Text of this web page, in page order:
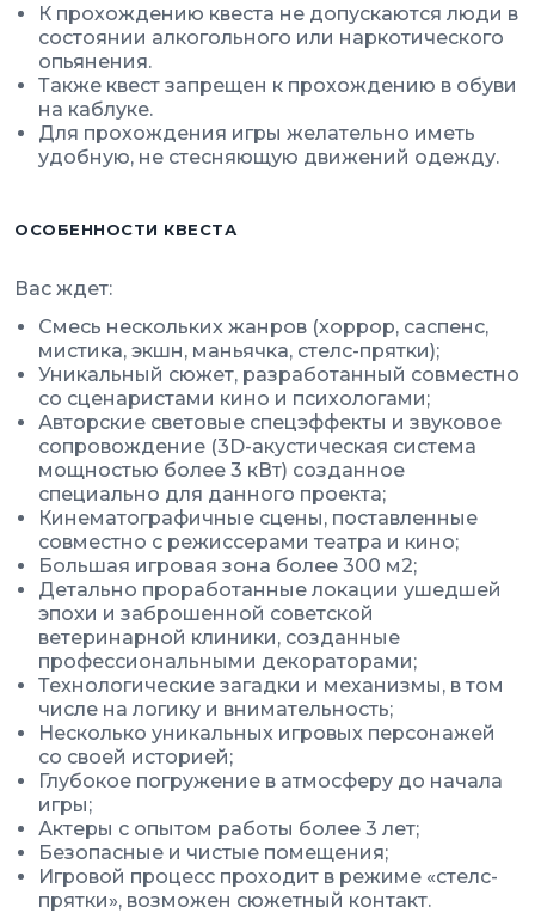
К прохождению квеста не допускаются люди в
состоянии алкогольного или наркотического
опьянения.
Также квест запрещен к прохождению в обуви
на каблуке.
Для прохождения игры желательно иметь
удобную, не стесняющую движений одежду.
ОСОБЕННОСТИ КВЕСТА
Вас ждет:
Смесь нескольких жанров (хоррор, саспенс,
мистика, экшн, маньячка, стелс-прятки);
Уникальный сюжет, разработанный совместно
со сценаристами кино и психологами;
Авторские световые спецэффекты и звуковое
сопровождение (3D-акустическая система
мощностью более 3 кВт) созданное
специально для данного проекта;
Кинематографичные сцены, поставленные
совместно с режиссерами театра и кино;
Большая игровая зона более 300 м2;
Детально проработанные локации ушедшей
эпохи и заброшенной советской
ветеринарной клиники, созданные
профессиональными декораторами;
Технологические загадки и механизмы, в том
числе на логику и внимательность;
Несколько уникальных игровых персонажей
со своей историей;
Глубокое погружение в атмосферу до начала
игры;
Актеры с опытом работы более 3 лет;
Безопасные и чистые помещения;
Игровой процесс проходит в режиме «стелс-
прятки», возможен сюжетный контакт.